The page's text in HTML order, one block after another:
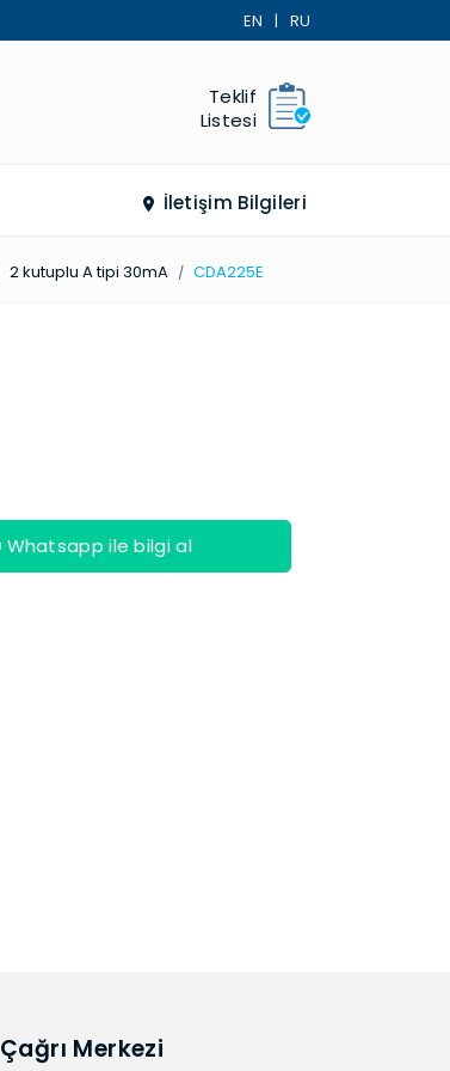
EN | RU
Teklif
Listesi
İletişim Bilgileri
2 kutuplu A tipi 30mA CDA225E
Whatsapp ile bilgi al
Çağrı Merkezi